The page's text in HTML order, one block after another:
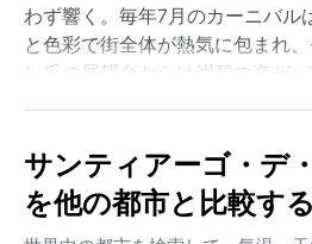
わず響く。毎年7月のカーニバル
と色彩で街全体が熱気に包まれ
ン丘の展望台からは紺碧の海が
気候区分はケッペンのAw（熱帯
明確な雨季と乾季がある。5月か
サンティアーゴ・デ
を他の都市と比較する